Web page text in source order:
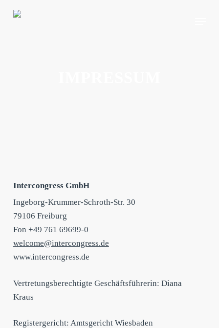
Intercongress GmbH
Ingeborg-Krummer-Schroth-Str. 30
79106 Freiburg
Fon +49 761 69699-0
welcome@intercongress.de
www.intercongress.de
Vertretungsberechtigte Geschäftsführerin: Diana
Kraus
Registergericht: Amtsgericht Wiesbaden